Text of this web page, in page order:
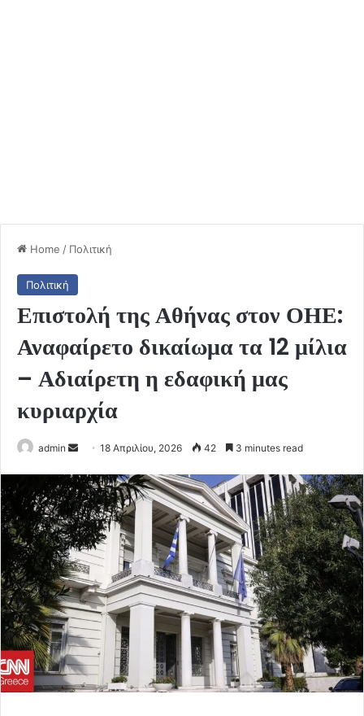
Home / Πολιτική
Πολιτική
Επιστολή της Αθήνας στον ΟΗΕ:
Αναφαίρετο δικαίωμα τα 12 μίλια
– Αδιαίρετη η εδαφική μας
κυριαρχία
admin
Send
email
18 Απριλίου, 2026 42 3 minutes read